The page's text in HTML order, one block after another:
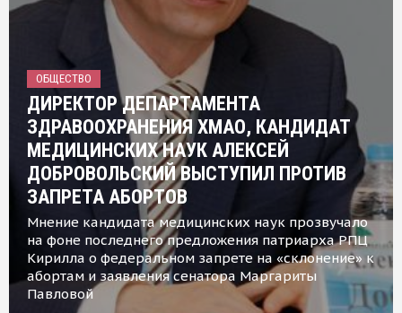
ОБЩЕСТВО
ДИРЕКТОР ДЕПАРТАМЕНТА
ЗДРАВООХРАНЕНИЯ ХМАО, КАНДИДАТ
МЕДИЦИНСКИХ НАУК АЛЕКСЕЙ
ДОБРОВОЛЬСКИЙ ВЫСТУПИЛ ПРОТИВ
ЗАПРЕТА АБОРТОВ
Мнение кандидата медицинских наук прозвучало
на фоне последнего предложения патриарха РПЦ
Кирилла о федеральном запрете на «склонение» к
абортам и заявления сенатора Маргариты
Павловой